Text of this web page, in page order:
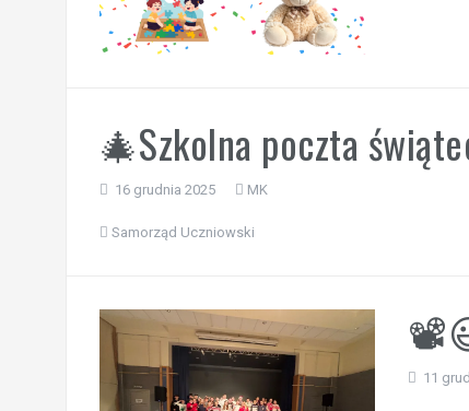
🎄Szkolna poczta
16 grudnia 2025 MK
Samorząd Uczniowski
11